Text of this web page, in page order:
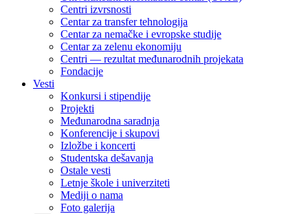
Centri izvrsnosti
Centar za transfer tehnologija
Centar za nemačke i evropske studije
Centar za zelenu ekonomiju
Centri — rezultat međunarodnih projekata
Fondacije
Vesti
Konkursi i stipendije
Projekti
Međunarodna saradnja
Konferencije i skupovi
Izložbe i koncerti
Studentska dešavanja
Ostale vesti
Letnje škole i univerziteti
Mediji o nama
Foto galerija